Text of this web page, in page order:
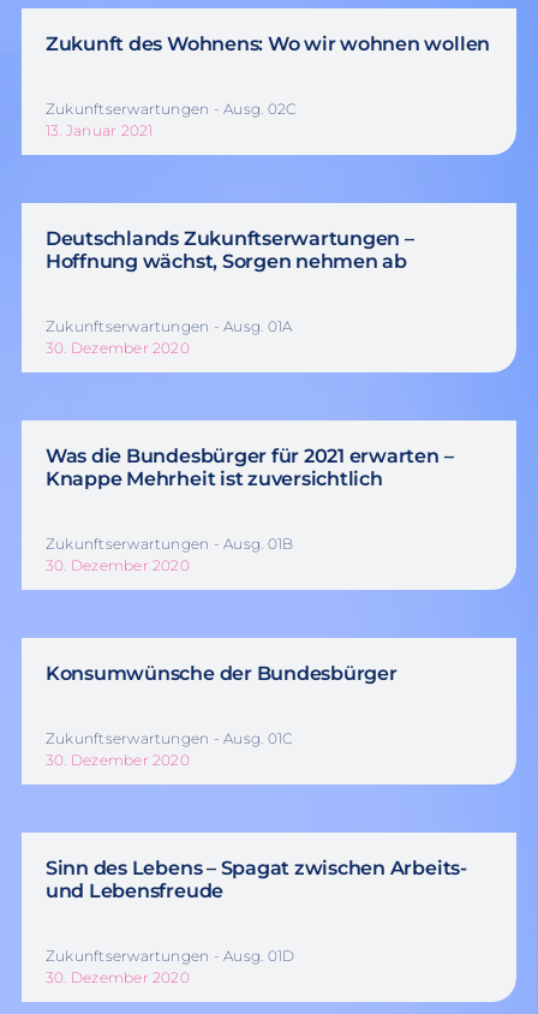
Zukunft des Wohnens: Wo wir wohnen wollen
Zukunftserwartungen - Ausg. 02C
13. Januar 2021
Deutschlands Zukunftserwartungen –
Hoffnung wächst, Sorgen nehmen ab
Zukunftserwartungen - Ausg. 01A
30. Dezember 2020
Was die Bundesbürger für 2021 erwarten –
Knappe Mehrheit ist zuversichtlich
Zukunftserwartungen - Ausg. 01B
30. Dezember 2020
Konsumwünsche der Bundesbürger
Zukunftserwartungen - Ausg. 01C
30. Dezember 2020
Sinn des Lebens – Spagat zwischen Arbeits-
und Lebensfreude
Zukunftserwartungen - Ausg. 01D
30. Dezember 2020